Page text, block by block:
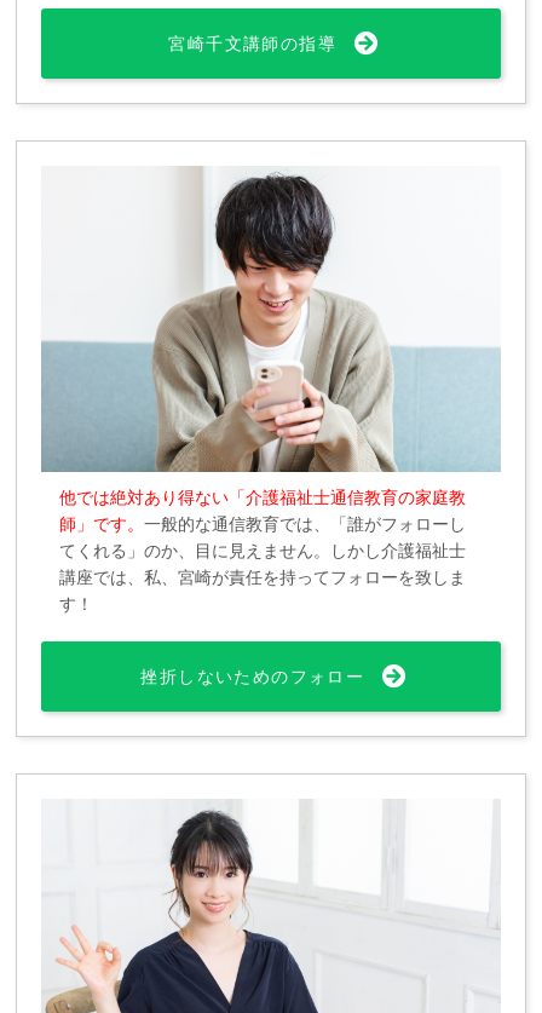
宮崎千文講師の指導
他では絶対あり得ない「介護福祉士通信教育の家庭教
師」です。一般的な通信教育では、「誰がフォローし
てくれる」のか、目に見えません。しかし介護福祉士
講座では、私、宮崎が責任を持ってフォローを致しま
す！
挫折しないためのフォロー